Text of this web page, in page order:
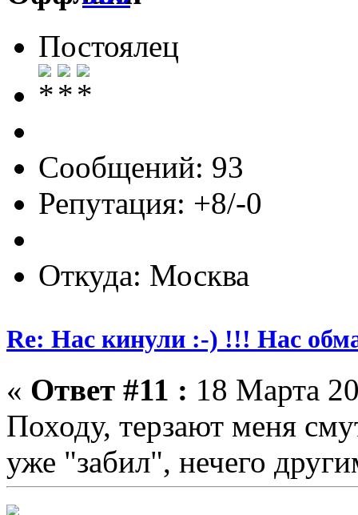
Постоялец
Сообщений: 93
Репутация: +8/-0
Откуда: Москва
Re: Нас кинули :-) !!! Нас
« Ответ #11 : 18 Марта
Походу, терзают меня
уже "забил", нечего